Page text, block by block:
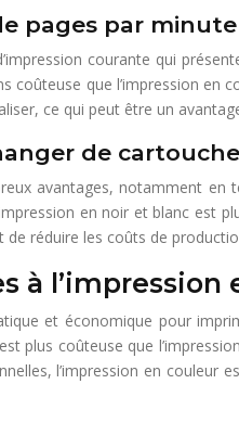
pages par minute
courante qui
coûteuse que l’impression
ce qui peut être un
de
avantages, notamment en
en noir et blanc est
réduire les coûts de
à l’impression
et économique pour
plus coûteuse que
l’impression en